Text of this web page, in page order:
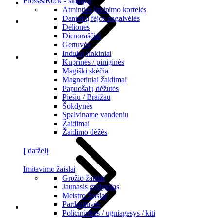
Atminties lavinimo kortelės
Dantukų fėjos pagalvėlės
Dėlionės
Dienoraščiai
Gertuvės
Indukų rinkiniai
Kuprinės / piniginės
Magiški skėčiai
Magnetiniai žaidimai
Papuošalų dėžutės
Piešiu / Braižau
Šokdynės
Spalviname vandeniu
Žaidimai
Žaidimo dėžės
Į darželį
Imitavimo žaislai
Grožio žaislai
Jaunasis gydytojas
Meistro žaislai
Parduotuvės
Policininkas / ugniagesys / kiti